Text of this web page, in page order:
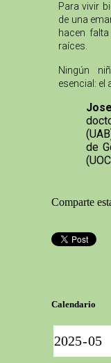
Para vivir
de una
hacen
raíces.
Ningún
esencial: el
de
Comparte
Calendario